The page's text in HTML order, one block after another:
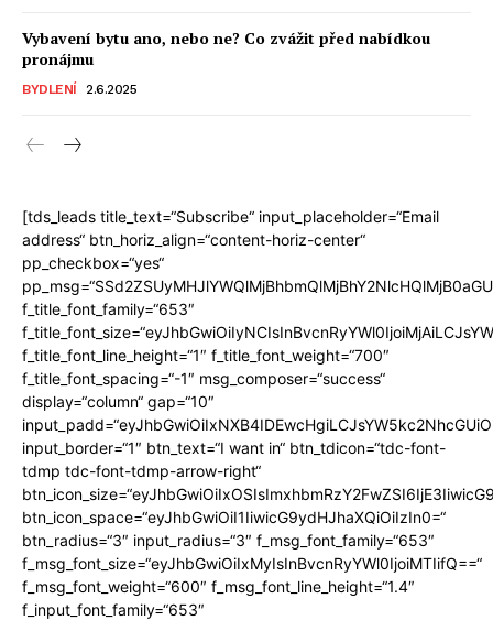
Vybavení bytu ano, nebo ne? Co zvážit před nabídkou
pronájmu
BYDLENÍ 2.6.2025
[tds_leads title_text=“Subscribe“ input_placeholder=“Email
address“ btn_horiz_align=“content-horiz-center“
pp_checkbox=“yes“
f_title_font_family=“653″
f_title_font_line_height=“1″ f_title_font_weight=“700″
f_title_font_spacing=“-1″ msg_composer=“success“
display=“column“ gap=“10″
input_border=“1″ btn_text=“I want in“ btn_tdicon=“tdc-font-
tdmp tdc-font-tdmp-arrow-right“
btn_icon_space=“eyJhbGwiOiI1IiwicG9ydHJhaXQiOiIzIn0=“
btn_radius=“3″ input_radius=“3″ f_msg_font_family=“653″
f_msg_font_size=“eyJhbGwiOiIxMyIsInBvcnRyYWl0IjoiMTIifQ==“
f_msg_font_weight=“600″ f_msg_font_line_height=“1.4″
f_input_font_family=“653″